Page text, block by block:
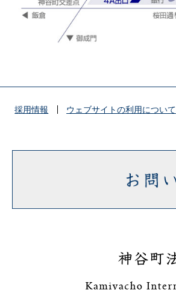
採用情報 ウェブサイトの利用について